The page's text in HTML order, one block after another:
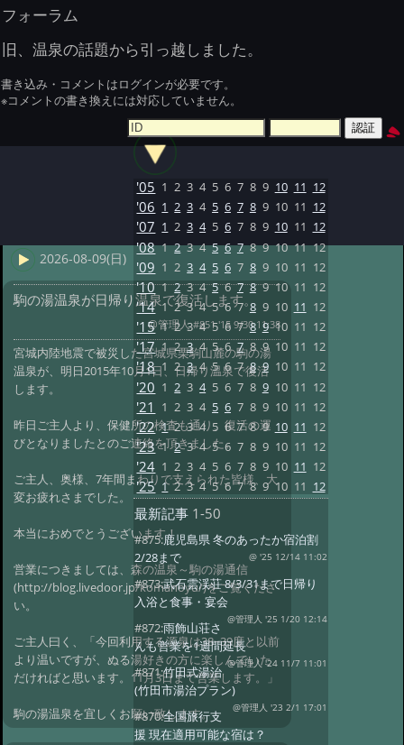
フォーラム
旧、温泉の話題から引っ越しました。
書き込み・コメントはログインが必要です。
※コメントの書き換えには対応していません。
2026-08-09(日)
駒の湯温泉が日帰り温泉で復活します。
@管理人#851 '15 9/30 11:38
宮城内陸地震で被災した宮城県栗駒山麓の駒の湯
温泉が、明日2015年10月1日、日帰り温泉で復活
します。
昨日ご主人より、保健所の検査も通り、復活の運
びとなりましたとのご連絡を頂きました。
ご主人、奥様、7年間まわりで支えられた皆様、大
変お疲れさまでした。
本当におめでとうございます！
営業につきましては、森の温泉～駒の湯通信
(http://blog.livedoor.jp/komanoyu/)をご覧くださ
い。
ご主人曰く、「今回利用する源泉は38~39度と以前
より温いですが、ぬる湯好きの方に楽しんでいた
だければと思います。11月3日まで営業します。」
駒の湯温泉を宜しくお願い致します。
'05 1 2 3 4 5 6 7 8 9 10 11 12
'06 1 2 3 4 5 6 7 8 9 10 11 12
'07 1 2 3 4 5 6 7 8 9 10 11 12
'08 1 2 3 4 5 6 7 8 9 10 11 12
'09 1 2 3 4 5 6 7 8 9 10 11 12
'10 1 2 3 4 5 6 7 8 9 10 11 12
'14 1 2 3 4 5 6 7 8 9 10 11 12
'15 1 2 3 4 5 6 7 8 9 10 11 12
'17 1 2 3 4 5 6 7 8 9 10 11 12
'18 1 2 3 4 5 6 7 8 9 10 11 12
'20 1 2 3 4 5 6 7 8 9 10 11 12
'21 1 2 3 4 5 6 7 8 9 10 11 12
'22 1 2 3 4 5 6 7 8 9 10 11 12
'23 1 2 3 4 5 6 7 8 9 10 11 12
'24 1 2 3 4 5 6 7 8 9 10 11 12
'25 1 2 3 4 5 6 7 8 9 10 11 12
最新記事 1-50
#875:鹿児島県 冬のあったか宿泊割
2/28まで
@ '25 12/14 11:02
#873:武石雲渓荘 8/3/31まで日帰り
入浴と食事・宴会
@管理人 '25 1/20 12:14
#872:雨飾山荘さ
んも営業を1週間延長
@管理人 '24 11/7 11:01
#871:竹田式湯治
(竹田市湯治プラン)
@管理人 '23 2/1 17:01
#870:全国旅行支
援 現在適用可能な宿は？